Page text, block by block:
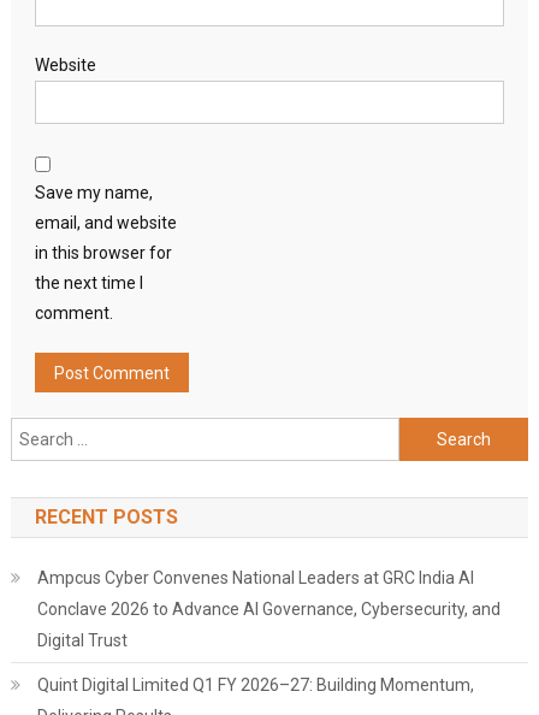
Website
Save my name,
email, and website
in this browser for
the next time I
comment.
Search
for:
RECENT POSTS
Ampcus Cyber Convenes National Leaders at GRC India AI
Conclave 2026 to Advance AI Governance, Cybersecurity, and
Digital Trust
Quint Digital Limited Q1 FY 2026–27: Building Momentum,